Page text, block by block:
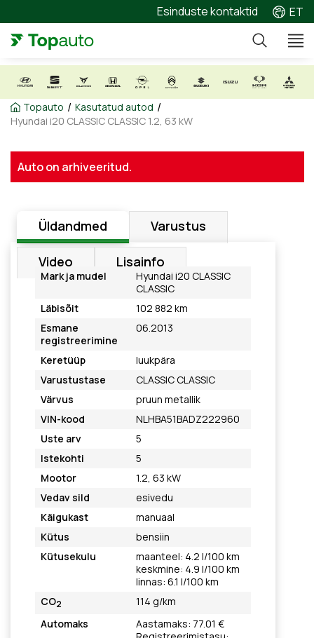
Esinduste kontaktid ET
Topauto / Kasutatud autod /
Hyundai i20 CLASSIC CLASSIC 1.2, 63 kW
Auto on arhiveeritud.
Üldandmed Varustus
Video Lisainfo
Mark ja mudel
Hyundai i20 CLASSIC
CLASSIC
Läbisõit
102 882 km
Esmane
registreerimine
06.2013
Keretüüp
luukpära
Varustustase
CLASSIC CLASSIC
Värvus
pruun metallik
VIN-kood
NLHBA51BADZ222960
Uste arv
5
Istekohti
5
Mootor
1.2, 63 kW
Vedav sild
esivedu
Käigukast
manuaal
Kütus
bensiin
Kütusekulu
maanteel: 4.2 l/100 km
keskmine: 4.9 l/100 km
linnas: 6.1 l/100 km
CO2
114 g/km
Automaks
Aastamaks: 77.01 €